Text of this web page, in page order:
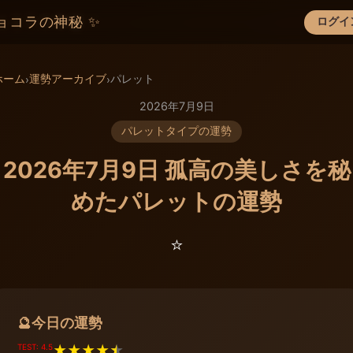
コラの神秘 ✨ ログイ
×
ーム›運勢アーカイブ›パレット
2026年7月9日
パレットタイプの運勢
2026年7月9日 孤高の美しさを秘
めたパレットの運勢
⭐️
🔮今日の運勢
TEST: 4.5